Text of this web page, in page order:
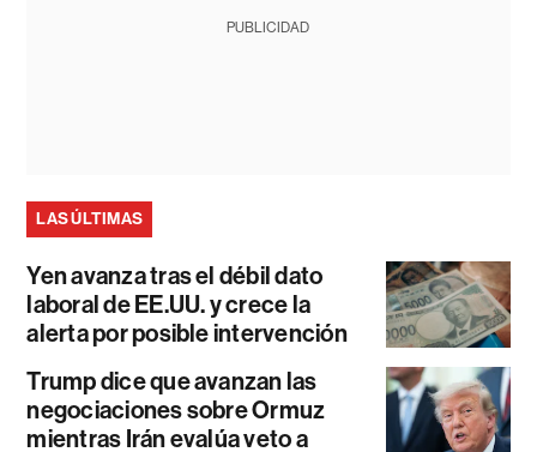
PUBLICIDAD
LAS ÚLTIMAS
Yen avanza tras el débil dato
laboral de EE.UU. y crece la
alerta por posible intervención
Trump dice que avanzan las
negociaciones sobre Ormuz
mientras Irán evalúa veto a